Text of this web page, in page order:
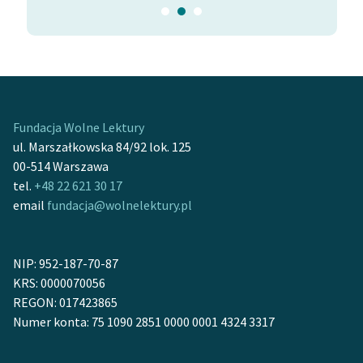
stanowisko Sokratesa lub też są ich autorską
interpretacją. W dialogach okresu średniego oraz
Platona, stopniowo przestaje pełnić rolę głównego
już nie występuje.
Przeczytaj artykuł o autorze w Wikipedii
Fundacja Wolne Lektury
ul. Marszałkowska 84/92 lok. 125
00-514 Warszawa
tel. +48 22 621 30 17
email fundacja@wolnelektury.pl
NIP: 952-187-70-87
KRS: 0000070056
REGON: 017423865
Numer konta: 75 1090 2851 0000 0001 4324 3317